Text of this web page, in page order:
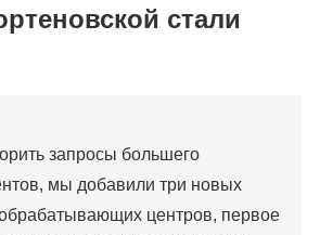
из кортеновской сталистали
запросы большего
мы добавили три новых
центров, первое